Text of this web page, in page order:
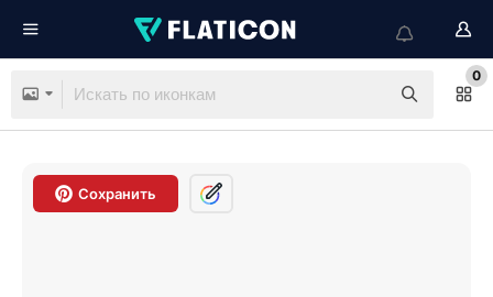
0
Сохранить